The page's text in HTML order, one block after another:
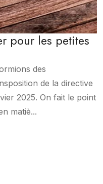
pour les petites
des
de la directive
2025. On fait le point
matiè...